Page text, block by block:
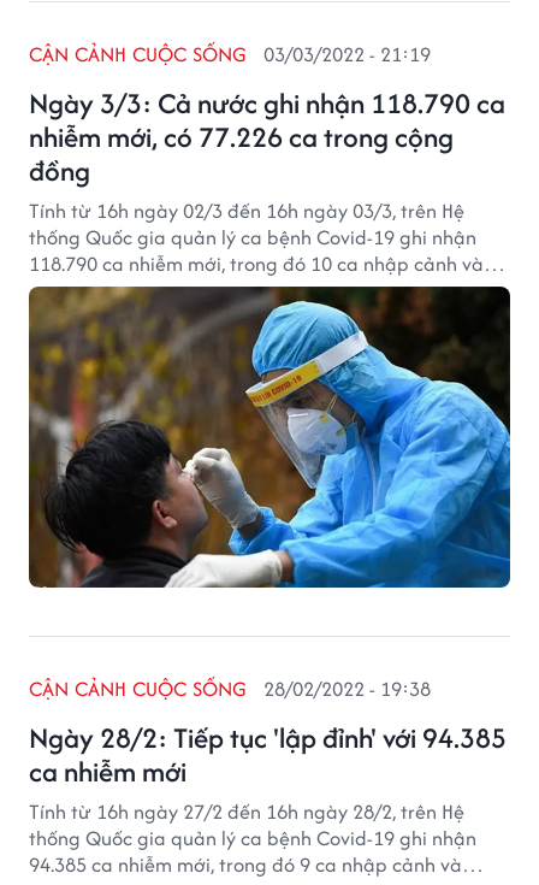
Ngày 3/3: Cả nước ghi nhận 118.790 ca
nhiễm mới, có 77.226 ca trong cộng
đồng
CẬN CẢNH CUỘC SỐNG 03/03/2022 - 21:19
Tính từ 16h ngày 02/3 đến 16h ngày 03/3, trên Hệ
thống Quốc gia quản lý ca bệnh Covid-19 ghi nhận
118.790 ca nhiễm mới, trong đó 10 ca nhập cảnh và
118.780 ca ghi nhận trong nước (tăng 8.500 ca so với
ngày trước đó) tại 62 tỉnh, thành phố (có 77.226 ca
trong cộng đồng).
Ngày 28/2: Tiếp tục 'lập đỉnh' với 94.385
ca nhiễm mới
CẬN CẢNH CUỘC SỐNG 28/02/2022 - 19:38
Tính từ 16h ngày 27/2 đến 16h ngày 28/2, trên Hệ
thống Quốc gia quản lý ca bệnh Covid-19 ghi nhận
94.385 ca nhiễm mới, trong đó 9 ca nhập cảnh và